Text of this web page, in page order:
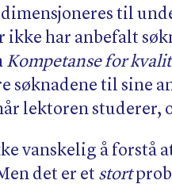
til
ikke har anbefalt
Kompetansefor
søknadene til sine
lektoren studerer,
vanskelig å forstå
det er et stort